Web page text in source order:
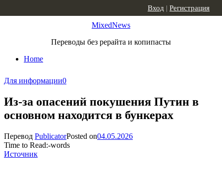
MixedNews
Переводы без рерайта и копипасты
Home
Вход | Регистрация
Для информации0
Из-за опасений покушения Путин в
основном находится в бункерах
Перевод PublicatorPosted on04.05.2026
Time to Read:-words
Источник